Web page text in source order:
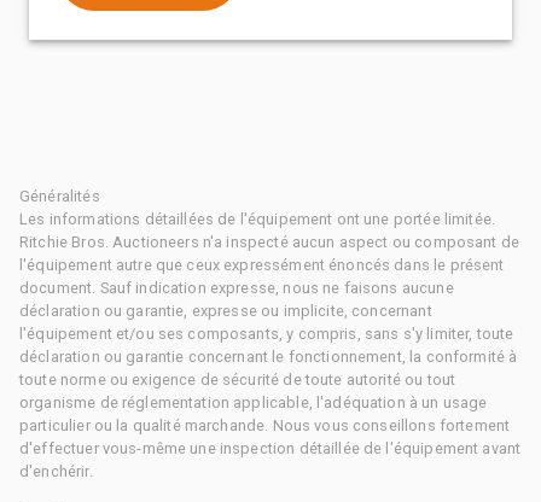
Généralités
Les informations détaillées de l'équipement ont une portée limitée.
Ritchie Bros. Auctioneers n'a inspecté aucun aspect ou composant de
l'équipement autre que ceux expressément énoncés dans le présent
document. Sauf indication expresse, nous ne faisons aucune
déclaration ou garantie, expresse ou implicite, concernant
l'équipement et/ou ses composants, y compris, sans s'y limiter, toute
déclaration ou garantie concernant le fonctionnement, la conformité à
toute norme ou exigence de sécurité de toute autorité ou tout
organisme de réglementation applicable, l'adéquation à un usage
particulier ou la qualité marchande. Nous vous conseillons fortement
d'effectuer vous-même une inspection détaillée de l'équipement avant
d'enchérir.